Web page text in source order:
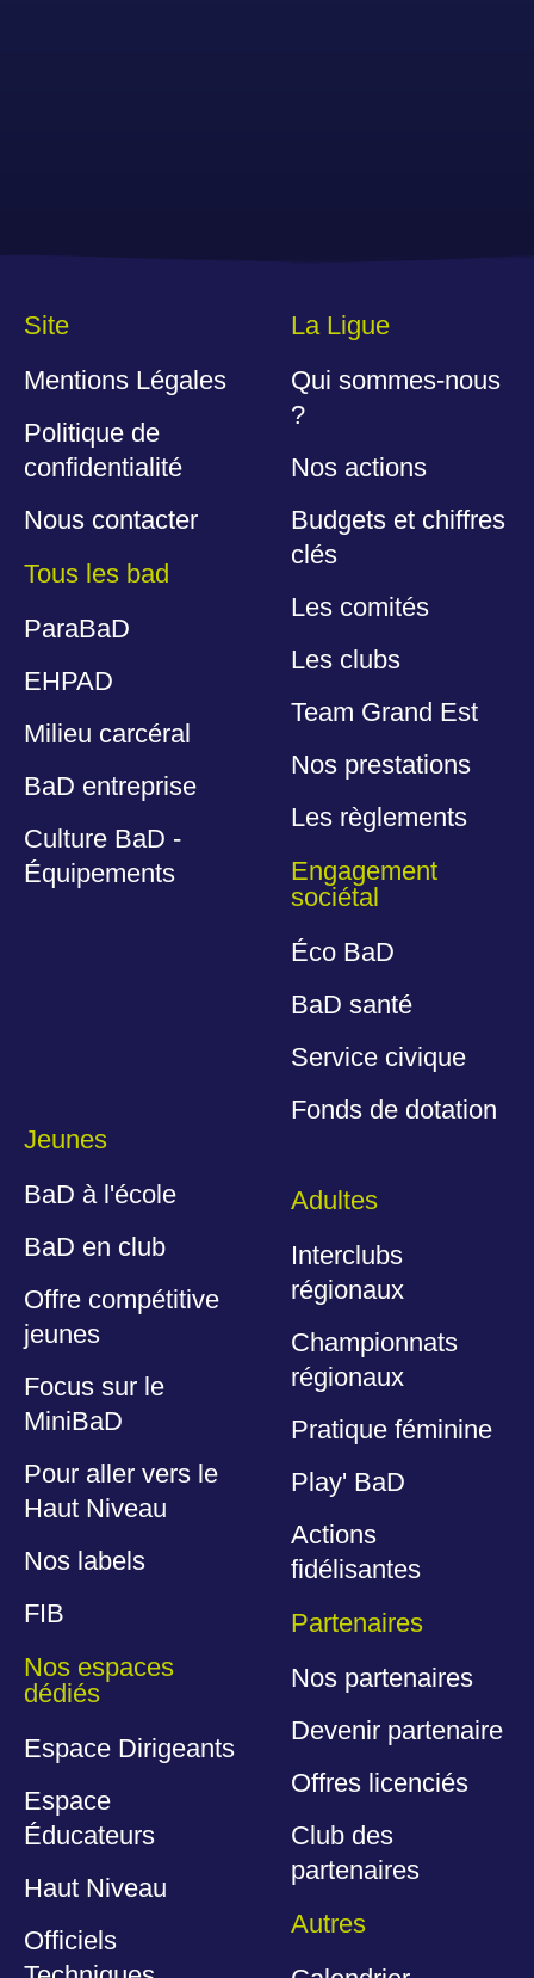
Site
Mentions Légales
Politique de
confidentialité
Nous contacter
Tous les bad
ParaBaD
EHPAD
Milieu carcéral
BaD entreprise
Culture BaD -
Équipements
La Ligue
Qui sommes-nous
?
Nos actions
Budgets et chiffres
clés
Les comités
Les clubs
Team Grand Est
Nos prestations
Les règlements
Engagement
sociétal
Éco BaD
BaD santé
Service civique
Fonds de dotation
Jeunes
BaD à l'école
BaD en club
Offre compétitive
jeunes
Focus sur le
MiniBaD
Pour aller vers le
Haut Niveau
Nos labels
FIB
Nos espaces
dédiés
Espace Dirigeants
Espace
Éducateurs
Haut Niveau
Officiels
Adultes
Interclubs
régionaux
Championnats
régionaux
Pratique féminine
Play' BaD
Actions
fidélisantes
Partenaires
Nos partenaires
Devenir partenaire
Offres licenciés
Club des
partenaires
Autres